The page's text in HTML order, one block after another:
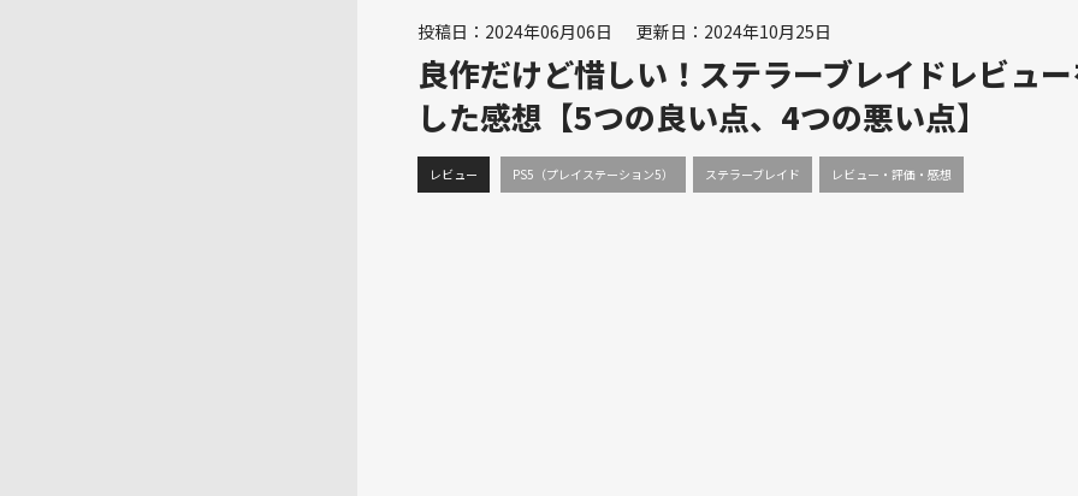
投稿日：2024年06月06日 更新日：2024年10月25日
良作だけど惜しい！ステラーブレイドレビュ
した感想【5つの良い点、4つの悪い点】
レビュー PS5（プレイステーション5） ステラーブレイド レビュー・評価・感想